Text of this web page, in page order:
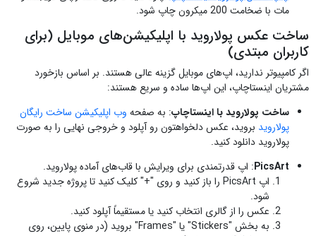
مات با ضخامت 200 میکرون چاپ شود.
ساخت عکس پولاروید با اپلیکیشن‌های موبایل (برای
کاربران مبتدی)
اگر کامپیوتر ندارید، اپ‌های موبایل گزینه عالی هستند. بر اساس بازخورد
مشتریان اینستاچاپ، این اپ‌ها ساده و سریع هستند:
ساخت پولاروید با اینستاچاپ: به صفحه وب اپلیکیشن ساخت رایگان
پولاروید بروید، عکس دلخواهتون رو آپلود و خروجی نهایی را به صورت
پولاروید دانلود کنید.
PicsArt: اپ قدرتمندی برای ویرایش با قاب‌های آماده پولاروید.
اپ PicsArt را باز کنید و روی "+" کلیک کنید تا پروژه جدید شروع
شود.
عکس را از گالری انتخاب کنید یا مستقیماً آپلود کنید.
به بخش "Stickers" یا "Frames" بروید (در منوی پایین، روی